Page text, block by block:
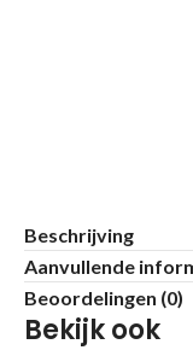
Beschrijving
Aanvullende
Beoordelingen (0)
Bekijk ook